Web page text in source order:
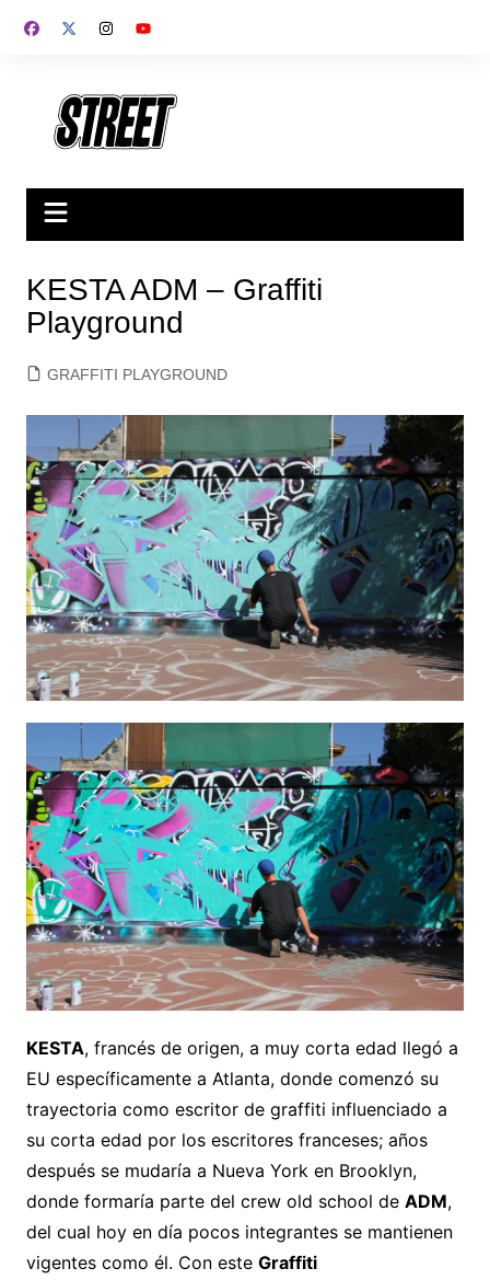
KESTA ADM – Graffiti
Playground
GRAFFITI PLAYGROUND
KESTA, francés de origen, a muy corta edad llegó a
EU específicamente a Atlanta, donde comenzó su
trayectoria como escritor de graffiti influenciado a
su corta edad por los escritores franceses; años
después se mudaría a Nueva York en Brooklyn,
donde formaría parte del crew old school de ADM,
del cual hoy en día pocos integrantes se mantienen
vigentes como él. Con este Graffiti